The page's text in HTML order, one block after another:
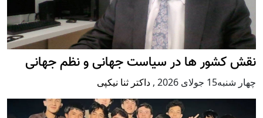
نقش کشور ها در سیاست جهانی و نظم جهانی
چهار شنبه15 جولای 2026 , داکتر ثنا نیکپی